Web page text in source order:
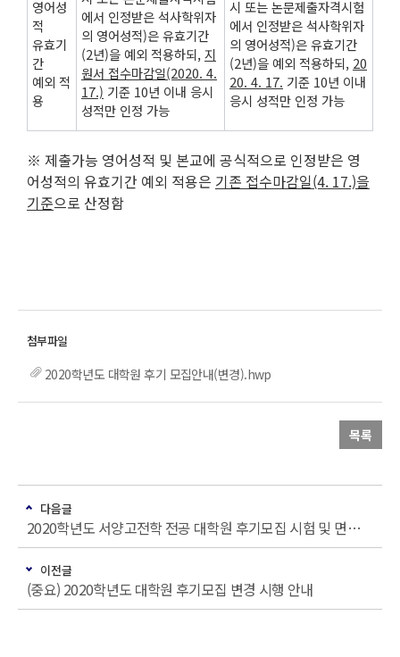
영어성
적
유효기
간
예외 적
용
에서 인정받은 석사학위자
의 영어성적)은 유효기간
(2년)을 예외 적용하되,지
원서 접수마감일(2020. 4.
17.) 기준 10년 이내 응시
성적만 인정 가능
시 또는 논문제출자격시험
에서 인정받은 석사학위자
의 영어성적)은 유효기간
(2년)을 예외 적용하되, 20
20. 4. 17. 기준 10년 이내
응시 성적만 인정 가능
※ 제출가능 영어성적 및 본교에 공식적으로 인정받은 영
어성적의 유효기간 예외 적용은 기존 접수마감일(4. 17.)을
기준으로 산정함
2020학년도 대학원 후기 모집안내(변경).hwp
목록
다음글
2020학년도 서양고전학 전공 대학원 후기모집 시험 및 면접 일정
이전글
(중요) 2020학년도 대학원 후기모집 변경 시행 안내